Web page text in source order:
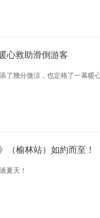
心救助滑倒游客
了幾分微涼，也定格了一幕暖
（榆林站）如約而至！
夏天！